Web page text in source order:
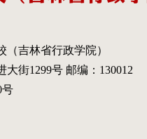
（吉林省行政学院）
大街1299号 邮编：130012
号